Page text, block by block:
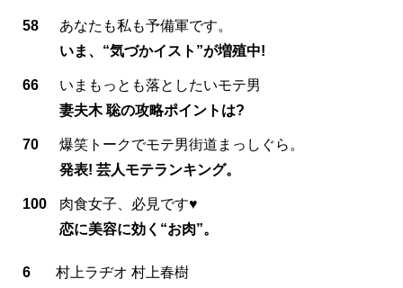
58
あなたも私も予備軍です。
いま、“気づかイスト”が増殖中!
66
いまもっとも落としたいモテ男
妻夫木 聡の攻略ポイントは?
70
爆笑トークでモテ男街道まっしぐら。
発表! 芸人モテランキング。
100
肉食女子、必見です♥
恋に美容に効く“お肉”。
6
村上ラヂオ 村上春樹